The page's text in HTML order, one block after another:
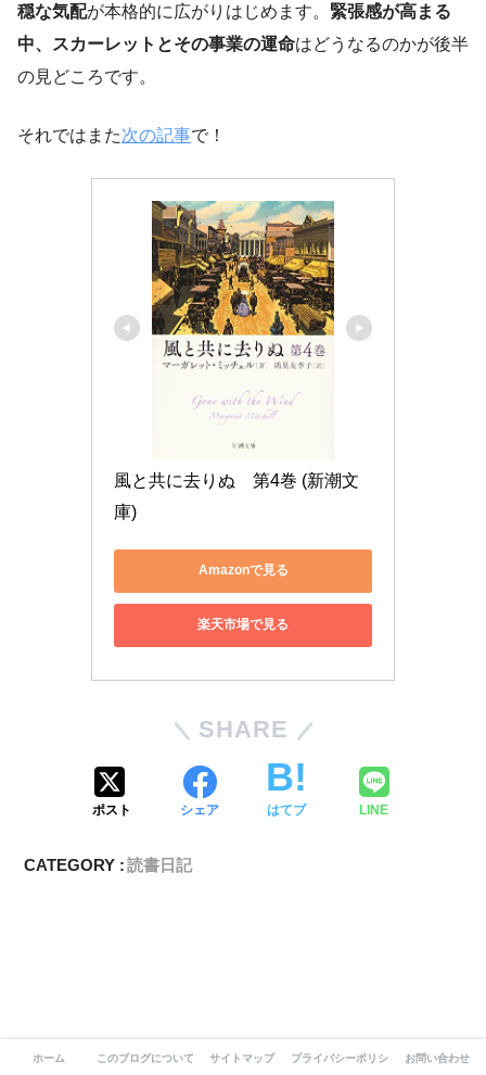
穏な気配が本格的に広がりはじめます。 緊張感が高まる
中、スカーレットとその事業の運命はどうなるのかが後半
の見どころです。
それではまた次の記事で！
風と共に去りぬ　第4巻 (新潮文
庫)
Amazonで見る
楽天市場で見る
SHARE
ポスト シェア はてブ LINE
CATEGORY :読書日記
ホーム このブログについて-自分らしさを求めて
サイトマップ プライバシーポリシー お問い合わせ